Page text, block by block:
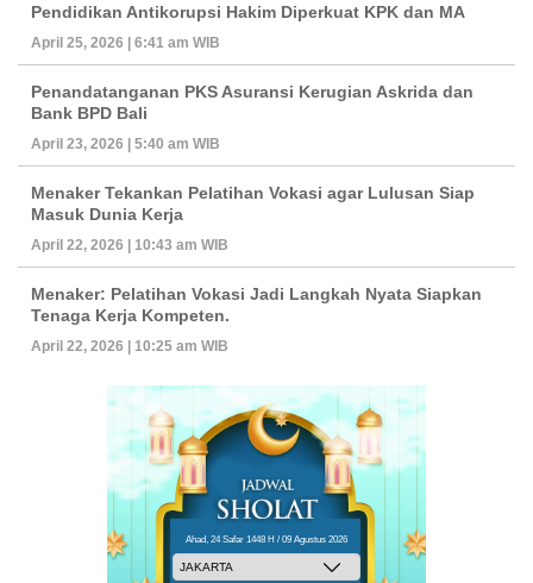
Pendidikan Antikorupsi Hakim Diperkuat KPK dan MA
April 25, 2026 | 6:41 am WIB
Penandatanganan PKS Asuransi Kerugian Askrida dan
Bank BPD Bali
April 23, 2026 | 5:40 am WIB
Menaker Tekankan Pelatihan Vokasi agar Lulusan Siap
Masuk Dunia Kerja
April 22, 2026 | 10:43 am WIB
Menaker: Pelatihan Vokasi Jadi Langkah Nyata Siapkan
Tenaga Kerja Kompeten.
April 22, 2026 | 10:25 am WIB
Ahad, 24 Safar 1448 H / 09 Agustus 2026